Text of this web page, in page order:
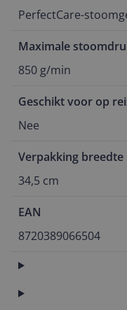
PerfectCare-
Maximale
850 g/min
Geschikt voor op
Nee
Verpakking breedte
34,5 cm
EAN
8720389066504